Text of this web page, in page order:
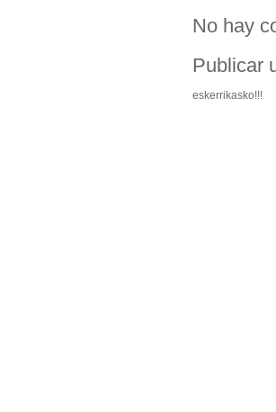
No hay
Publicar
eskerrikasko!!!